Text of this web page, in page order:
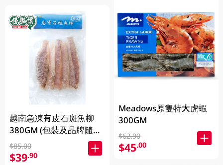
越南急凍有皮石斑魚柳
380GM (包裝及品牌隨機
發放)
$85.00
$39.90
Meadows原隻特大虎蝦
300GM
$62.90
$45.00